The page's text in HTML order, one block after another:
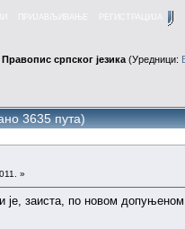
Правопис српског језика (Уредници:
3635 пута)
»
је, заиста, по новом